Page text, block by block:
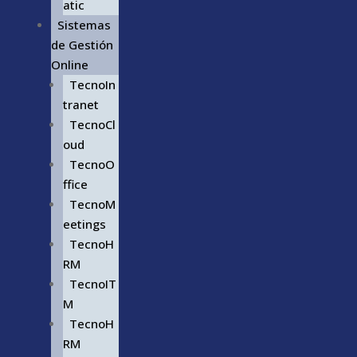
atic
Sistemas
de Gestión
Online
TecnoIn
tranet
TecnoCl
oud
TecnoO
ffice
TecnoM
eetings
TecnoH
RM
TecnoIT
M
TecnoH
RM